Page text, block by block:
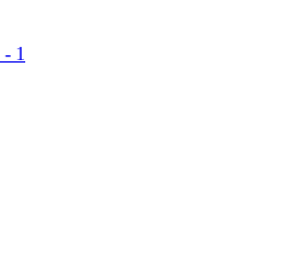
- 1